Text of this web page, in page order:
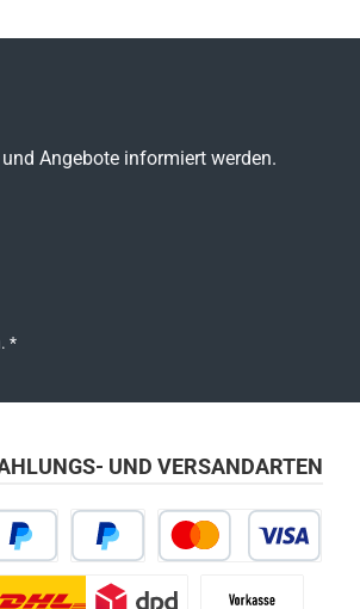
Angebote informiert werden.
*
UND VERSANDARTEN
Später bezahlen